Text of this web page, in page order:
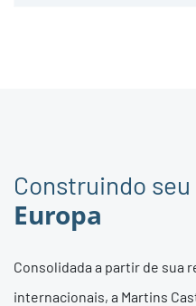
Construindo seu
Europa
Consolidada a partir de sua
internacionais, a Martins